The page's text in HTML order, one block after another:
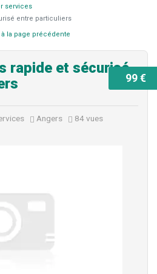
services
entre particuliers
à la page précédente
rapide et sécurisé
Angers
84 vues
99 €